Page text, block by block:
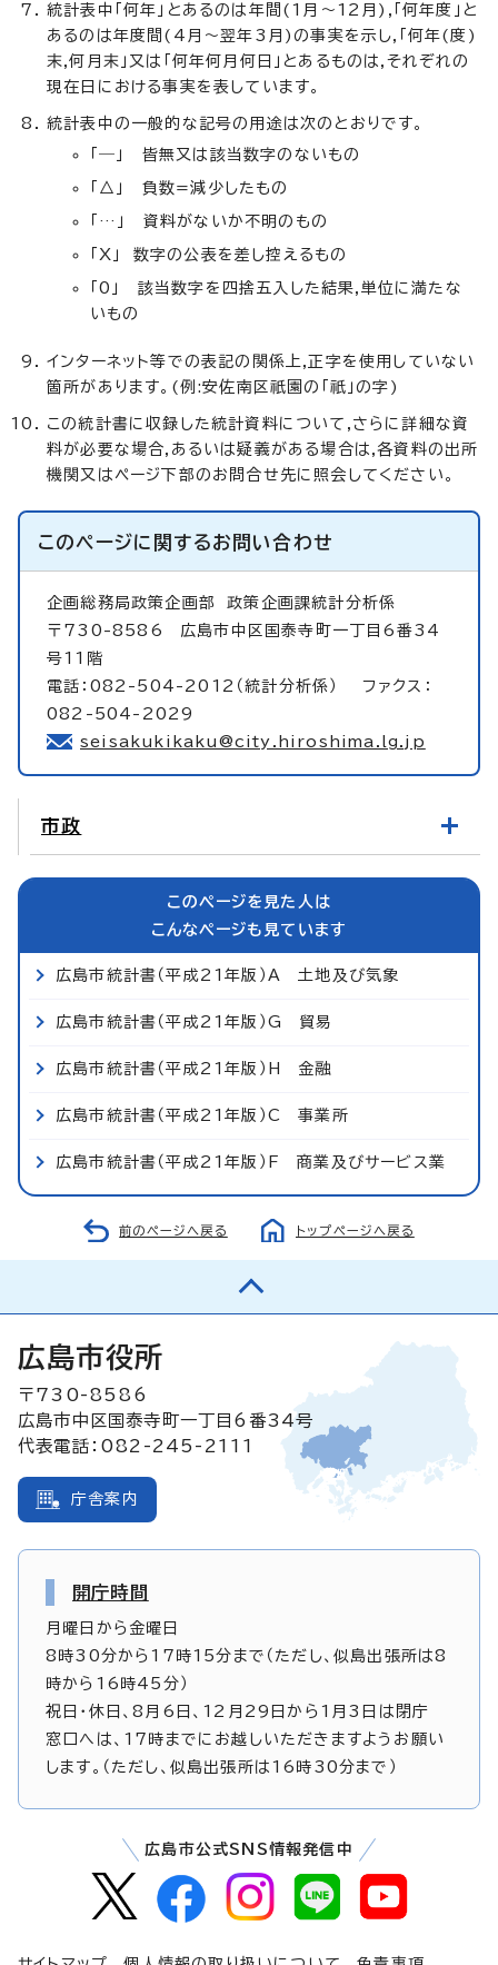
統計表中「何年」とあるのは年間(1月～12月),「何年度」と
あるのは年度間(4月～翌年3月)の事実を示し,「何年(度)
末,何月末」又は「何年何月何日」とあるものは,それぞれの
現在日における事実を表しています。
統計表中の一般的な記号の用途は次のとおりです。
「―」 皆無又は該当数字のないもの
「△」 負数=減少したもの
「…」 資料がないか不明のもの
「X」 数字の公表を差し控えるもの
「0」 該当数字を四捨五入した結果,単位に満たな
いもの
インターネット等での表記の関係上,正字を使用していない
箇所があります。(例:安佐南区祇園の「祇」の字)
この統計書に収録した統計資料について,さらに詳細な資
料が必要な場合,あるいは疑義がある場合は,各資料の出所
機関又はページ下部のお問合せ先に照会してください。
このページに関するお問い合わせ
企画総務局政策企画部政策企画課統計分析係
〒730-8586 広島市中区国泰寺町一丁目6番34
号11階
電話：082-504-2012（統計分析係） ファクス：
082-504-2029
seisakukikaku@city.hiroshima.lg.jp
市政
このページを見た人は
こんなページも見ています
広島市統計書（平成21年版）A 土地及び気象
広島市統計書（平成21年版）G 貿易
広島市統計書（平成21年版）H 金融
広島市統計書（平成21年版）C 事業所
広島市統計書（平成21年版）F 商業及びサービス業
前のページへ戻る トップページへ戻る
広島市役所
〒730-8586
広島市中区国泰寺町一丁目6番34号
代表電話：082-245-2111
庁舎案内
開庁時間
月曜日から金曜日
8時30分から17時15分まで（ただし、似島出張所は8
時から16時45分）
祝日・休日、8月6日、12月29日から1月3日は閉庁
窓口へは、17時までにお越しいただきますようお願い
します。（ただし、似島出張所は16時30分まで）
広島市公式SNS情報発信中